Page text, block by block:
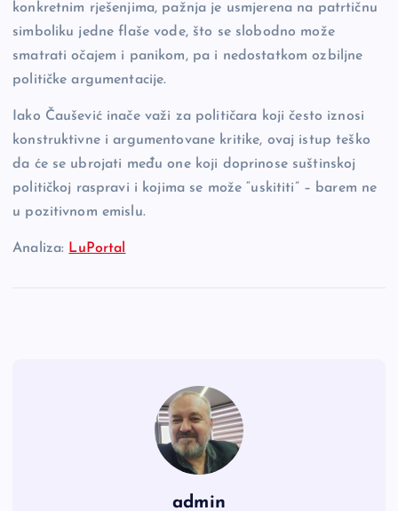
konkretnim rješenjima, pažnja je usmjerena na patrtičnu
simboliku jedne flaše vode, što se slobodno može
smatrati očajem i panikom, pa i nedostatkom ozbiljne
političke argumentacije.
Iako Čaušević inače važi za političara koji često iznosi
konstruktivne i argumentovane kritike, ovaj istup teško
da će se ubrojati među one koji doprinose suštinskoj
političkoj raspravi i kojima se može “uskititi” – barem ne
u pozitivnom emislu.
Analiza: LuPortal
admin